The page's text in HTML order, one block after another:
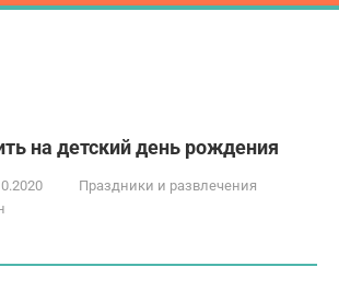
на детский день рождения
Праздники и развлечения